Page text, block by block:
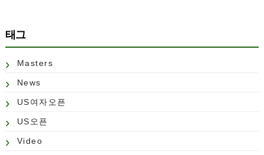
태그
Masters
News
US여자오픈
US오픈
Video